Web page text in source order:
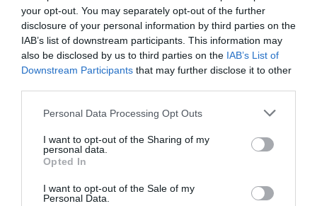
your opt-out. You may separately opt-out of the further
disclosure of your personal information by third parties on the
IAB’s list of downstream participants. This information may
also be disclosed by us to third parties on the IAB’s List of
Downstream Participants that may further disclose it to other
Personal Data Processing Opt Outs
I want to opt-out of the Sharing of my
personal data.
Opted In
I want to opt-out of the Sale of my
Personal Data.